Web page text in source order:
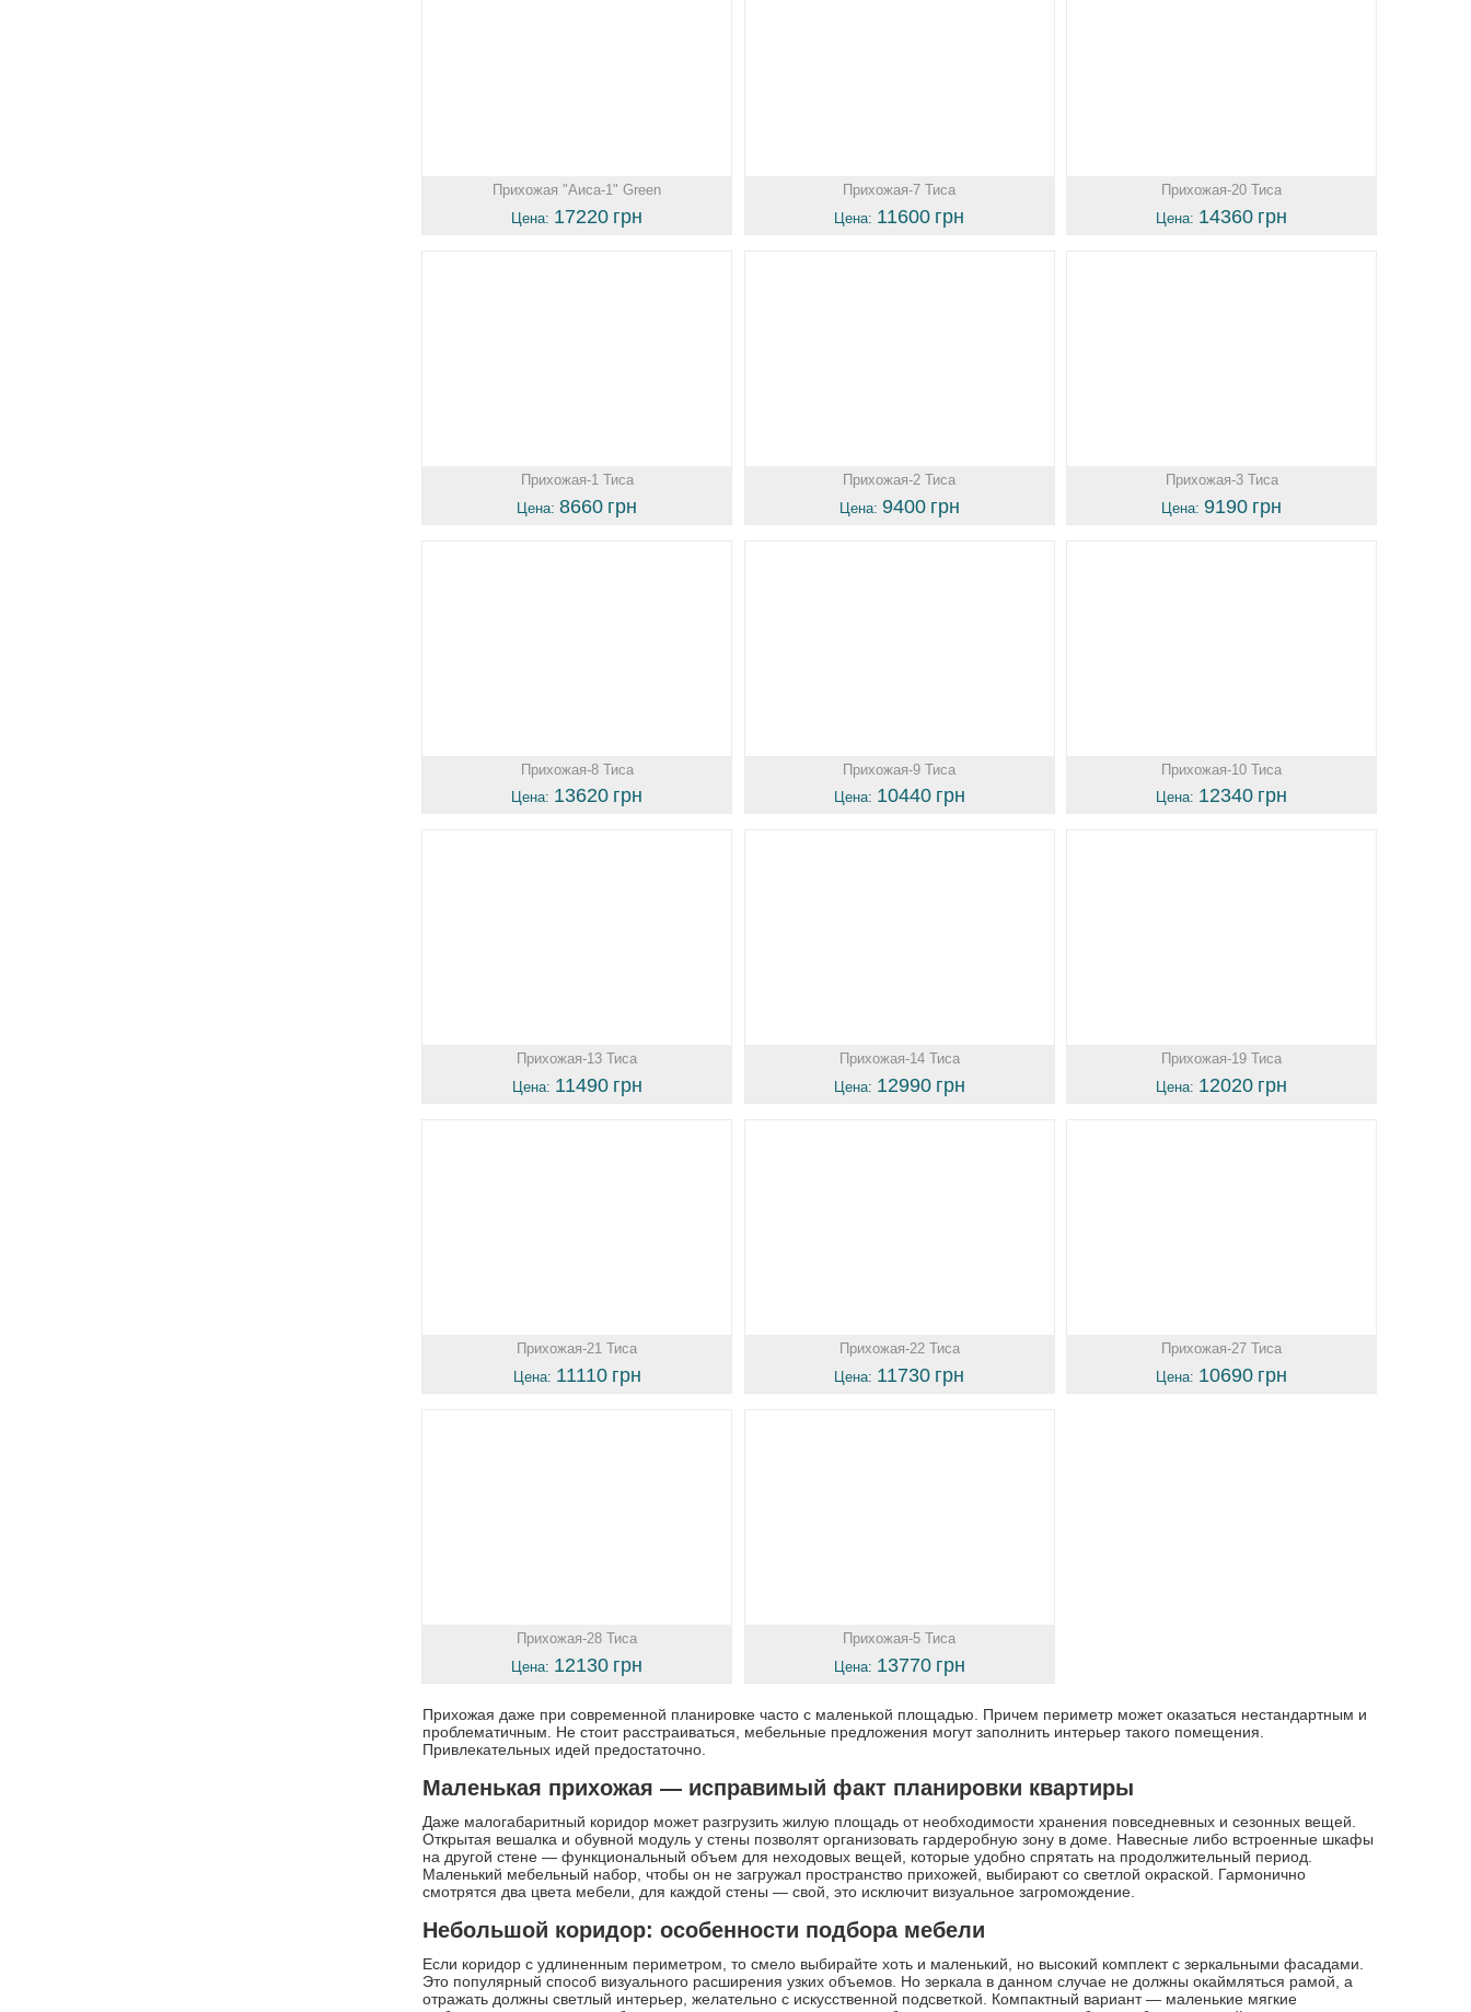
Прихожая "Аиса-1" Green
Цена: 17220 грн
Прихожая-7 Тиса
Цена: 11600 грн
Прихожая-20 Тиса
Цена: 14360 грн
Прихожая-1 Тиса
Цена:8660 грн
Прихожая-2 Тиса
Цена: 9400 грн
Прихожая-3 Тиса
Цена:9190 грн
Прихожая-8 Тиса
Цена: 13620 грн
Прихожая-9 Тиса
Цена: 10440 грн
Прихожая-10 Тиса
Цена: 12340 грн
Прихожая-13 Тиса
Цена: 11490 грн
Прихожая-14 Тиса
Цена: 12990 грн
Прихожая-19 Тиса
Цена: 12020 грн
Прихожая-21 Тиса
Цена: 11110 грн
Прихожая-22 Тиса
Цена: 11730 грн
Прихожая-27 Тиса
Цена: 10690 грн
Прихожая-28 Тиса
Цена: 12130 грн
Прихожая-5 Тиса
Цена: 13770 грн
Прихожая даже при современной планировке часто c маленькой площадью. Причем периметр может оказаться нестандартным и
проблематичным. Не стоит расстраиваться, мебельные предложения могут заполнить интерьер такого помещения.
Привлекательных идей предостаточно.
Маленькая прихожая — исправимый факт планировки квартиры
Даже малогабаритный коридор может разгрузить жилую площадь от необходимости хранения повседневных и сезонных вещей.
Открытая вешалка и обувной модуль у стены позволят организовать гардеробную зону в доме. Навесные либо встроенные шкафы
на другой стене — функциональный объем для неходовых вещей, которые удобно спрятать на продолжительный период.
Маленький мебельный набор, чтобы он не загружал пространство прихожей, выбирают со светлой окраской. Гармонично
смотрятся два цвета мебели, для каждой стены — свой, это исключит визуальное загромождение.
Небольшой коридор: особенности подбора мебели
Если коридор с удлиненным периметром, то смело выбирайте хоть и маленький, но высокий комплект с зеркальными фасадами.
Это популярный способ визуального расширения узких объемов. Но зеркала в данном случае не должны окаймляться рамой, а
отражать должны светлый интерьер, желательно с искусственной подсветкой. Компактный вариант — маленькие мягкие